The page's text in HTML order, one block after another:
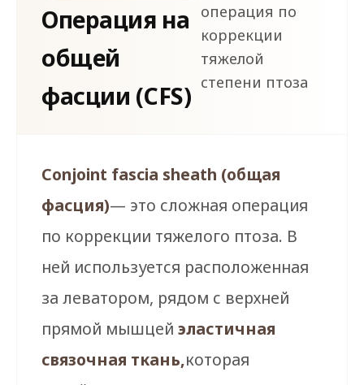
Операция на
общей
фасции (CFS)
операция по
коррекции
тяжелой
степени птоза
Conjoint fascia sheath (общая
фасция)— это сложная операция
по коррекции тяжелого птоза. В
ней используется расположенная
за леватором, рядом с верхней
прямой мышцей эластичная
связочная ткань,которая